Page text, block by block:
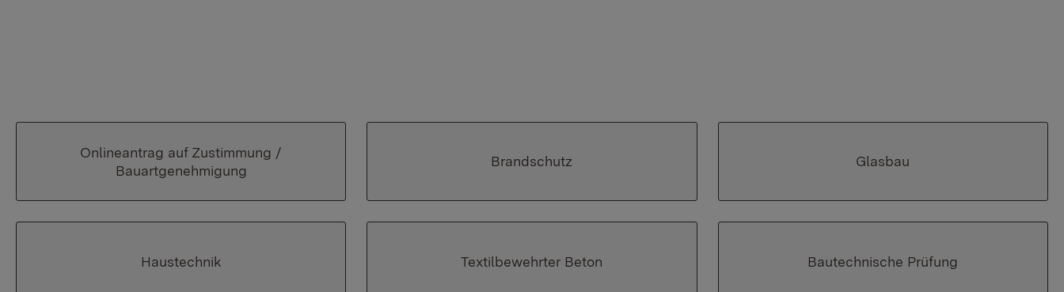
Onlineantrag auf Zustimmung /
Bauartgenehmigung
Brandschutz Glasbau
Haustechnik Textilbewehrter Beton Bautechnische Prüfung